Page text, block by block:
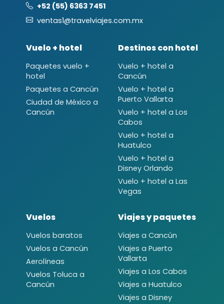
+52 (55) 6363 7451
ventas1@travelviajes.com.mx
Vuelo + hotel
Paquetes vuelo +
hotel
Paquetes a Cancún
Ciudad de México a
Cancún
Destinos con hotel
Vuelo + hotel a
Cancún
Vuelo + hotel a
Puerto Vallarta
Vuelo + hotel a Los
Cabos
Vuelo + hotel a
Huatulco
Vuelo + hotel a
Disney Orlando
Vuelo + hotel a Las
Vegas
Vuelos
Vuelos baratos
Vuelos a Cancún
Aerolíneas
Vuelos Toluca a
Cancún
Viajes y paquetes
Viajes a Cancún
Viajes a Puerto
Vallarta
Viajes a Los Cabos
Viajes a Huatulco
Viajes a Disney